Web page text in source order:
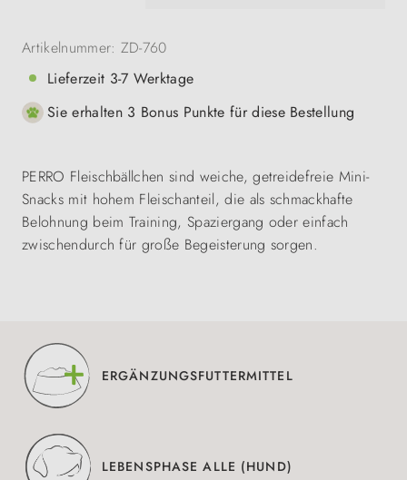
Artikelnummer: ZD-760
Lieferzeit 3-7 Werktage
Sie erhalten 3 Bonus Punkte für diese Bestellung
PERRO Fleischbällchen sind weiche, getreidefreie Mini-
Snacks mit hohem Fleischanteil, die als schmackhafte
Belohnung beim Training, Spaziergang oder einfach
zwischendurch für große Begeisterung sorgen.
ERGÄNZUNGSFUTTERMITTEL
LEBENSPHASE ALLE (HUND)